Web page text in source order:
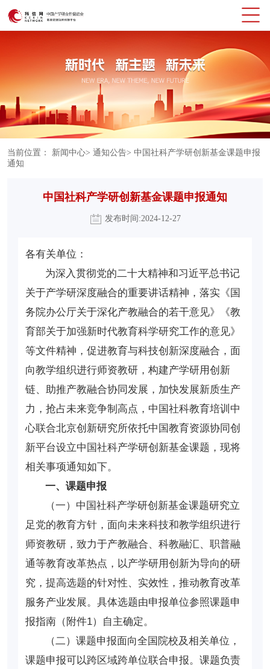
当前位置： 新闻中心> 通知公告> 中国社科产学研创新基金课题申报
通知
中国社科产学研创新基金课题申报通知
发布时间:2024-12-27
各有关单位：
为深入贯彻党的二十大精神和习近平总书记
关于产学研深度融合的重要讲话精神，落实《国
务院办公厅关于深化产教融合的若干意见》《教
育部关于加强新时代教育科学研究工作的意见》
等文件精神，促进教育与科技创新深度融合，面
向教学组织进行师资教研，构建产学研用创新
链、助推产教融合协同发展，加快发展新质生产
力，抢占未来竞争制高点，中国社科教育培训中
心联合北京创新研究所依托中国教育资源协同创
新平台设立中国社科产学研创新基金课题，现将
相关事项通知如下。
一、课题申报
（一）中国社科产学研创新基金课题研究立
足党的教育方针，面向未来科技和教学组织进行
师资教研，致力于产教融合、科教融汇、职普融
通等教育改革热点，以产学研用创新为导向的研
究，提高选题的针对性、实效性，推动教育改革
服务产业发展。具体选题由申报单位参照课题申
报指南（附件1）自主确定。
（二）课题申报面向全国院校及相关单位，
课题申报可以跨区域跨单位联合申报。课题负责